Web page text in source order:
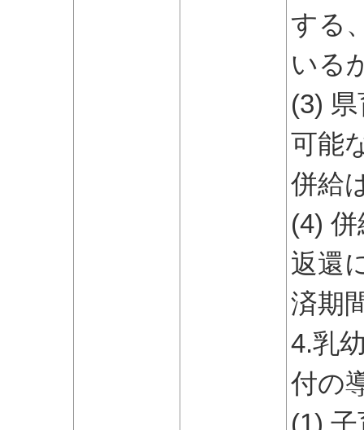
する
いる
(3)
可能
併給
(4)
返還
済期
4.乳
付の
(1)